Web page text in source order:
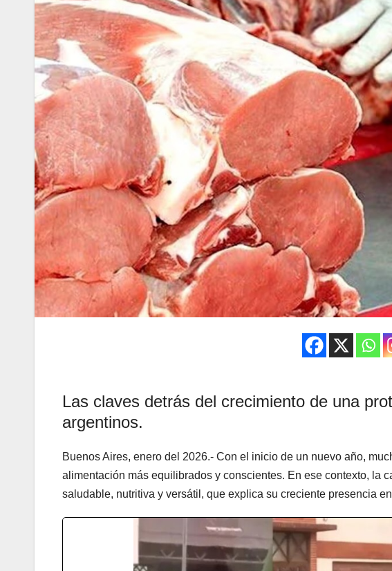
Las claves detrás del crecimiento de una
argentinos.
Buenos Aires, enero del 2026.- Con el inicio de un nuevo año,
alimentación más equilibrados y conscientes. En ese contexto, la
saludable, nutritiva y versátil, que explica su creciente presencia